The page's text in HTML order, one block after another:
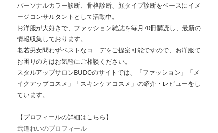
パーソナルカラー診断、骨格診断、顔タイプ診断をベースにイメ
ージコンサルタントとして活動中。
お洋服が大好きで、ファッション雑誌を毎月70冊購読し、最新の
情報収集しております。
老若男女問わずベストなコーデをご提案可能ですので、お洋服で
お困りの方はお気軽にご相談ください。
スタルアップサロンBUDOのサイトでは、「ファッション」「メ
イクアップコスメ」「スキンケアコスメ」の紹介・レビューをし
ています。
【プロフィールの詳細はこちら】
武道れいのプロフィール